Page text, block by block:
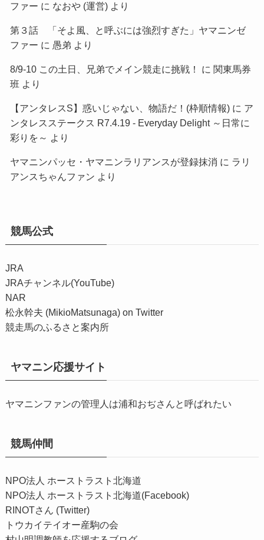
ファー に なおや (運営)より
第３話 「そよ風、と呼ぶには強烈すぎた」ヤマニンゼ
ファー に 愚弟 より
8/9-10 この土日、兄弟でメイン競走に挑戦！ に 関東馬券
班 より
【アンタレスS】惑いじゃない、物語だ！(枠順情報)に ア
ンタレスステークス R7.4.19 - Everyday Delight ～日常に
彩りを～ より
ヤマニンパッセ・ヤマニンラリアンスが登録抹消 に ラリ
アンスちゃんファン より
競馬公式
JRA
JRAチャンネル(YouTube)
NAR
松永幹夫 (MikioMatsunaga) on Twitter
競走馬のふるさと案内所
ヤマニン応援サイト
ヤマニンファンの管理人は浦和おぢさんと呼ばれたい
競馬仲間
NPO法人 ホーストラスト北海道
NPO法人 ホーストラスト北海道(Facebook)
RINOTさん (Twitter)
トウカイテイオー産駒の会